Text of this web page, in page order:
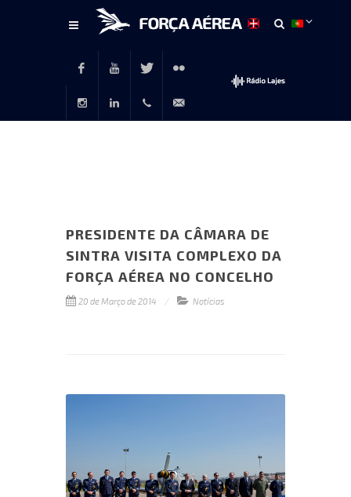
FacebookYoutubeTwitter Flickr
PRESIDENTE DA CÂMARA DE
SINTRA VISITA COMPLEXO DA
FORÇA AÉREA NO CONCELHO
20 de Março de 2014 Notícias